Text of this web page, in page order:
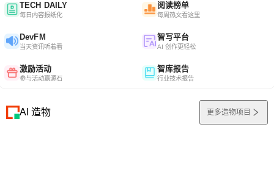
TECH DAILY
每日内容报纸化
阅读榜单
每周热文看这里
DevFM
当天资讯听着看
智写平台
AI 创作更轻松
激励活动
参与活动赢源石
智库报告
行业技术报告
AI 造物 更多造物项目